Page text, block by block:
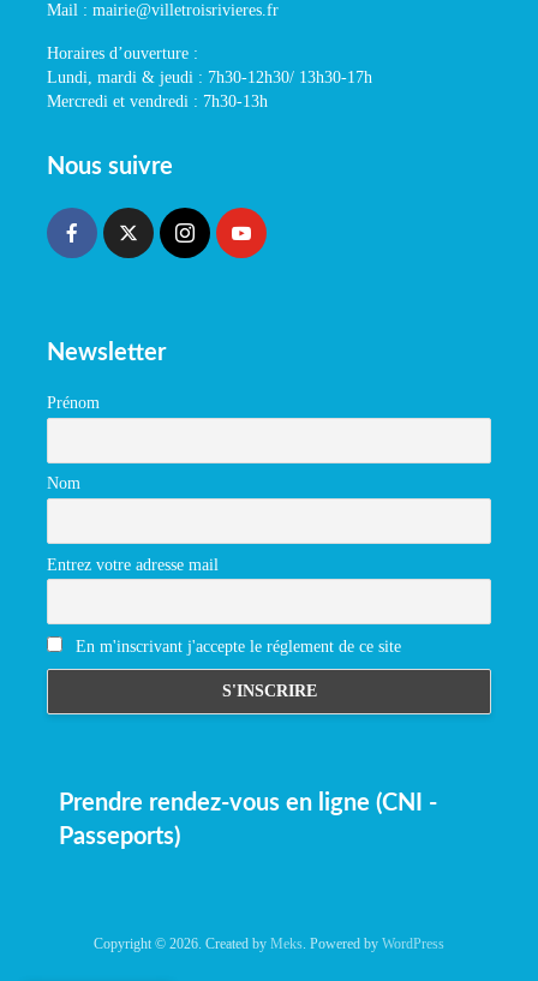
Mail : mairie@villetroisrivieres.fr
Horaires d’ouverture :
Lundi, mardi & jeudi : 7h30-12h30/ 13h30-17h
Mercredi et vendredi : 7h30-13h
Nous suivre
Newsletter
Prénom
Nom
Entrez votre adresse mail
En m'inscrivant j'accepte le réglement de ce site
Prendre rendez-vous en ligne (CNI -
Passeports)
Copyright © 2026. Created by Meks . Powered by WordPress